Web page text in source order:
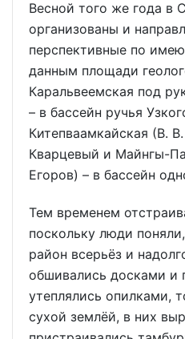
Весной того же года в
организованы и
перспективные по
данным площади
Каральвеемская под
– в бассейн ручья
Китепваамкайская (В.
Кварцевый и Майнгы-
Егоров) – в бассейн
Тем временем
поскольку люди
район всерьёз и
обшивались досками и
утеплялись опилками,
сухой землёй, в них